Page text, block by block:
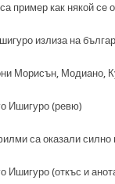
пример как някой се
излиза на
Морисън, Модиано,
Ишигуро (ревю)
са оказали силно
Ишигуро (откъс и